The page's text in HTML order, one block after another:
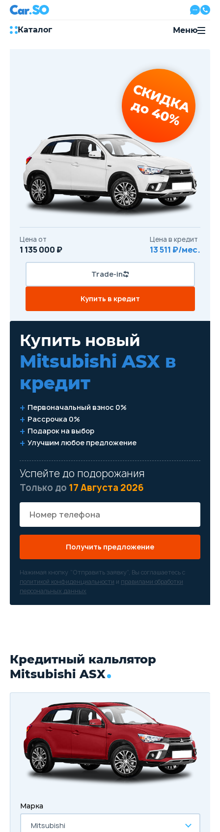
Каталог
8 800 500-03-23
с 08:00 по 20:00, без выходных
Привольная улица, 2, к5
Перезвоните мне
Меню
Купить новый
Mitsubishi ASX в
кредит
Первоначальный взнос 0%
Рассрочка 0%
Подарок на выбор
Улучшим любое предложение
Успейте до подорожания
Только до 17 Августа 2026
Получить предложение
Нажимая кнопку “Отправить заявку”, Вы соглашаетесь с
политикой конфиденциальности и правилами обработки
персональных данных
СКИДКА
до 40%
Цена от
1 135 000 ₽
Цена в кредит
13 511 ₽/мес.
Trade-in
Купить в кредит
Кредитный кальлятор
Mitsubishi ASX
Марка
Mitsubishi